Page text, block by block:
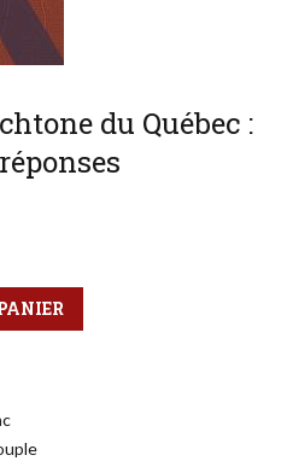
du Québec :